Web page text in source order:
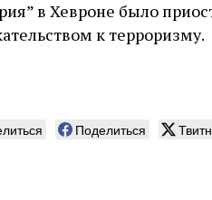
в Хевроне было
к терроризму.
Поделиться